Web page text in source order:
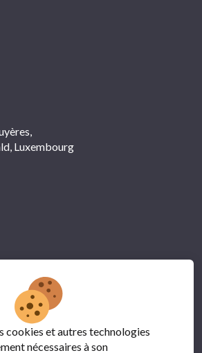
Luxembourg
du
cookies et autres technologies
nécessaires à son